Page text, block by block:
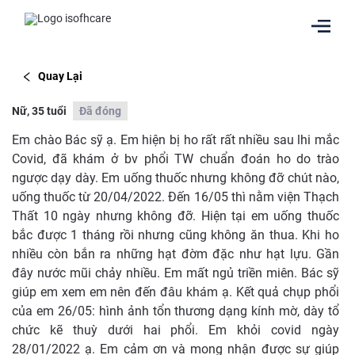
Quay Lại
Nữ, 35 tuổi Đã đóng
Em chào Bác sỹ ạ. Em hiện bị ho rất rất nhiều sau lhi mắc
Covid, đã khám ở bv phổi TW chuẩn đoán ho do trào
ngược dạy dày. Em uống thuốc nhưng không đỡ chút nào,
uống thuốc từ 20/04/2022. Đến 16/05 thì nằm viện Thạch
Thất 10 ngày nhưng không đỡ. Hiện tại em uống thuốc
bắc được 1 tháng rồi nhưng cũng không ăn thua. Khi ho
nhiều còn bắn ra những hạt đờm đặc như hạt lựu. Gần
đây nước mũi chảy nhiều. Em mất ngủ triền miên. Bác sỹ
giúp em xem em nên đến đâu khám ạ. Kết quả chụp phổi
của em 26/05: hình ảnh tổn thương dạng kính mờ, dày tổ
chức kẽ thuỳ dưới hai phổi. Em khỏi covid ngày
28/01/2022 ạ. Em cảm ơn và mong nhận được sự giúp